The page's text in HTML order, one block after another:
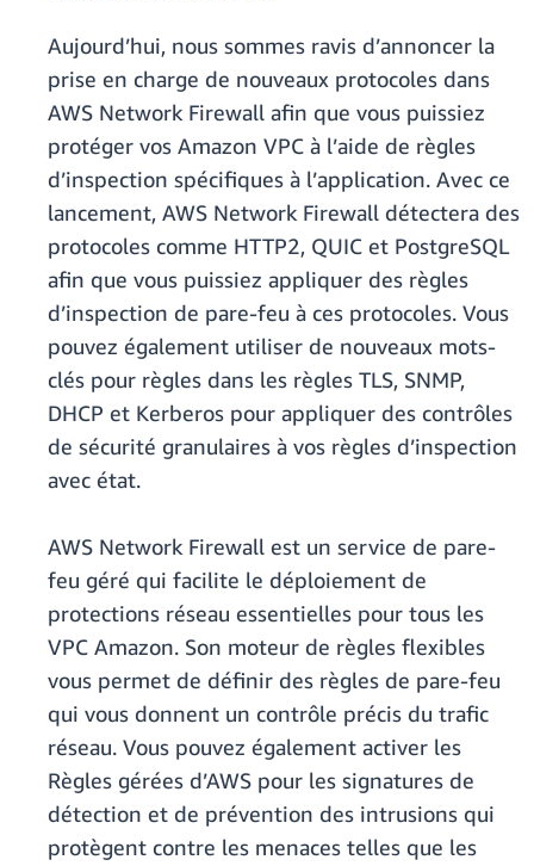
Aujourd’hui, nous sommes ravis d’annoncer la
prise en charge de nouveaux protocoles dans
AWS Network Firewall afin que vous puissiez
protéger vos Amazon VPC à l’aide de règles
d’inspection spécifiques à l’application. Avec ce
lancement, AWS Network Firewall détectera des
protocoles comme HTTP2, QUIC et PostgreSQL
afin que vous puissiez appliquer des règles
d’inspection de pare-feu à ces protocoles. Vous
pouvez également utiliser de nouveaux mots-
clés pour règles dans les règles TLS, SNMP,
DHCP et Kerberos pour appliquer des contrôles
de sécurité granulaires à vos règles d’inspection
avec état.
AWS Network Firewall est un service de pare-
feu géré qui facilite le déploiement de
protections réseau essentielles pour tous les
VPC Amazon. Son moteur de règles flexibles
vous permet de définir des règles de pare-feu
qui vous donnent un contrôle précis du trafic
réseau. Vous pouvez également activer les
Règles gérées d’AWS pour les signatures de
détection et de prévention des intrusions qui
protègent contre les menaces telles que les